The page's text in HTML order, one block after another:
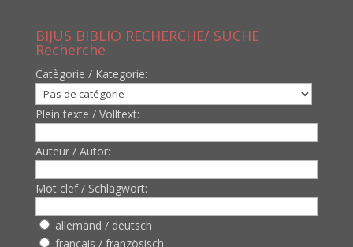
BIJUS BIBLIO RECHERCHE/ SUCHE
Recherche
Catègorie / Kategorie:
Plein texte / Volltext:
Auteur / Autor:
Mot clef / Schlagwort:
allemand / deutsch
francais / französisch